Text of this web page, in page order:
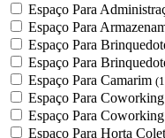
Espaço Para
Espaço Para
Espaço Para
Espaço Para
Espaço Para Camarim
Espaço Para Coworking
Espaço Para Coworking
Espaço Para Horta